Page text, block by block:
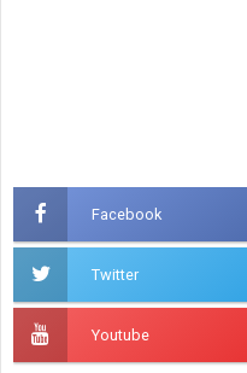
Facebook
Twitter
Youtube